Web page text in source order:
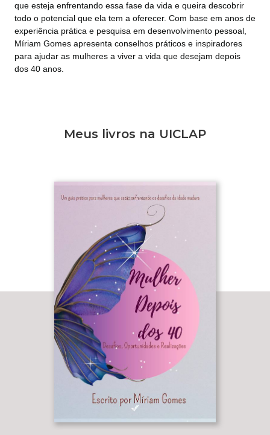
que esteja enfrentando essa fase da vida e queira descobrir
todo o potencial que ela tem a oferecer. Com base em anos de
experiência prática e pesquisa em desenvolvimento pessoal,
Míriam Gomes apresenta conselhos práticos e inspiradores
para ajudar as mulheres a viver a vida que desejam depois
dos 40 anos.
Meus livros na UICLAP